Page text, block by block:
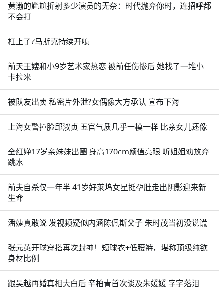
黄渤的尴尬折射多少演员的无奈：时代抛弃你时，连招呼都
不会打
杠上了?马斯克持续开喷
前天王嫂和小9岁艺术家热恋 被前任伤惨后 她找了一堆小
卡拉米
被队友出卖 私密片外泄?女偶像大方承认 宣布下海
上海女警撞脸邱淑贞 五官气质几乎一模一样 比亲女儿还像
全红婵17岁亲妹妹出圈!身高170cm颜值亮眼 听姐姐劝放弃
跳水
前夫自杀仅一年半 41岁好莱坞女星挺孕肚走出阴影迎来新
生命
潘婕真敢说 发视频疑似内涵陈佩斯父子 朱时茂当初没说谎
张元英开球穿搭再次封神！短球衣+低腰裤，堪称顶级纯欲
身材比例
跟吴越再婚真相大白后 辛柏青首次谈及朱媛媛 字字落泪